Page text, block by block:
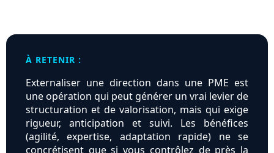
À RETENIR :
Externaliser une direction dans une PME est
une opération qui peut générer un vrai levier de
structuration et de valorisation, mais qui exige
rigueur, anticipation et suivi. Les bénéfices
(agilité, expertise, adaptation rapide) ne se
concrétisent que si vous contrôlez de près la